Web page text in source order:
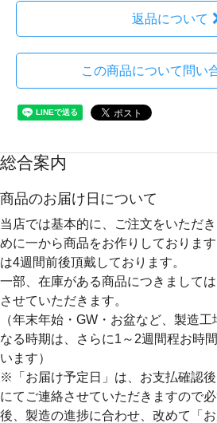
返品について
この商品について問い
総合案内
商品のお届け日について
当店では基本的に、ご注文をいただ
めに一から商品をお作りしております
は4週間前後頂戴しております。
一部、在庫がある商品につきまして
させていただきます。
（年末年始・GW・お盆など、製造
なる時期は、さらに1～2週間程お時
います）
※「お届け予定日」は、お支払確認
にてご連絡させていただきますので
後、製造の進捗に合わせ、改めて「